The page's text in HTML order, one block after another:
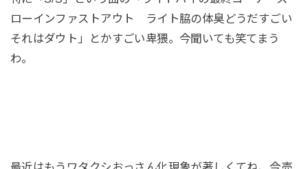
ローインファストアウト ライト脇の体臭どうだすごい
それはダウト」とかすごい卑猥。今聞いても笑てまう
わ。